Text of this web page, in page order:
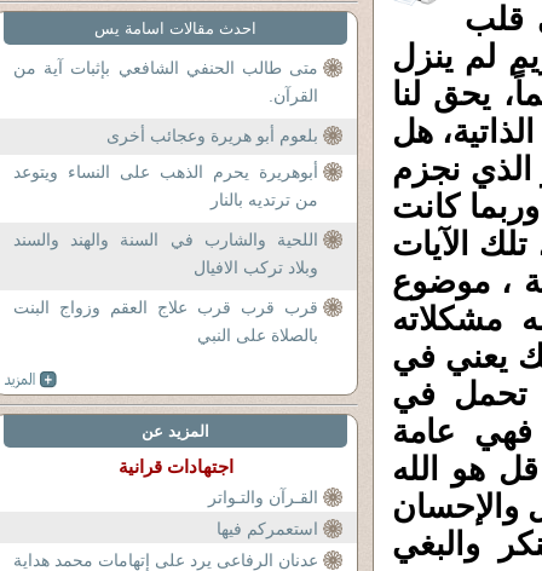
قلب
لم ينزل
يحق لنا
هل
نجزم
كانت
الآيات
، موضوع
مشكلاته
يعني في
تحمل في
فهي عامة
هو الله
والإحسان
والبغي
احدث مقالات اسامة يس
متى طالب الحنفي الشافعي بإثبات آية من
القرآن.
بلعوم أبو هريرة وعجائب أخرى
أبوهريرة يحرم الذهب على النساء ويتوعد
من ترتديه بالنار
اللحية والشارب في السنة والهند والسند
وبلاد تركب الافيال
قرب قرب قرب علاج العقم وزواج البنت
بالصلاة على النبي
المزيد عن
اجتهادات قرانية
القـرآن والتـواتر
استعمركم فيها
عدنان الرفاعى يرد على إتهامات محمد هداية